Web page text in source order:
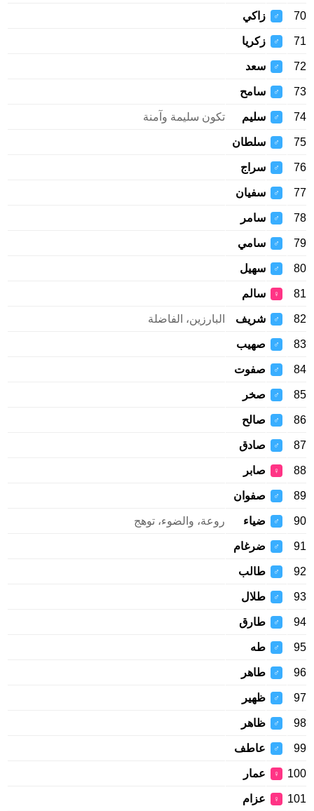
70
♂ زاكي
71
♂ زكريا
72
♂ سعد
73
♂ سامح
74
♂ سليم تكون سليمة وآمنة
75
♂ سلطان
76
♂ سراج
77
♂ سفيان
78
♂ سامر
79
♂ سامي
80
♂ سهيل
81
♀ سالم
82
♂ شريف البارزين، الفاضلة
83
♂ صهيب
84
♂ صفوت
85
♂ صخر
86
♂ صالح
87
♂ صادق
88
♀ صابر
89
♂ صفوان
90
♂ ضياء روعة، والضوء، توهج
91
♂ ضرغام
92
♂ طالب
93
♂ طلال
94
♂ طارق
95
♂ طه
96
♂ طاهر
97
♂ ظهير
98
♂ ظاهر
99
♂ عاطف
100
♀ عمار
101
♀ عزام